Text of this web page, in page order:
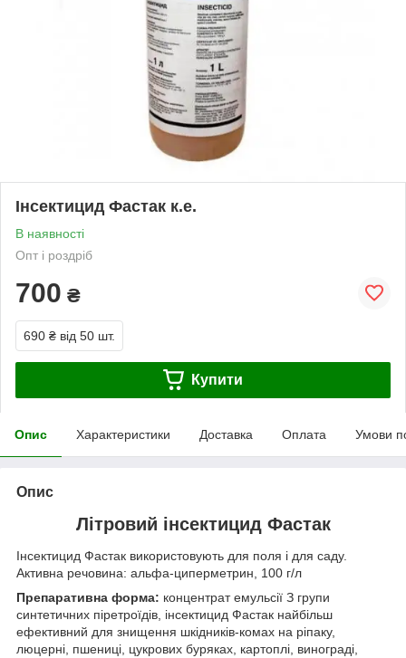
Інсектицид Фастак к.е.
В наявності
Опт і роздріб
700 ₴
690 ₴ від 50 шт.
Купити
Опис Характеристики Доставка Оплата Умови
Опис
Літровий інсектицид Фастак
Інсектицид Фастак використовують для поля і для саду.
Активна речовина: альфа-циперметрин, 100 г/л
Препаративна форма: концентрат емульсії З групи
синтетичних піретроїдів, інсектицид Фастак найбільш
ефективний для знищення шкідників-комах на ріпаку,
люцерні, пшениці, цукрових буряках, картоплі, винограді,